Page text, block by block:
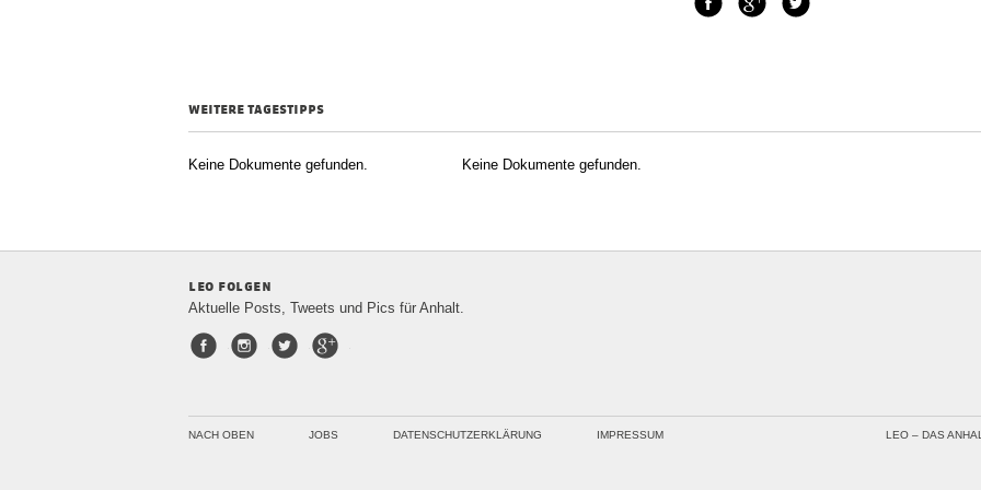
weitere tagestipps
Keine Dokumente gefunden. Keine Dokumente gefunden.
leo folgen
Aktuelle Posts, Tweets und Pics für Anhalt.
FacebookInstagram
Twitter
NACH OBEN JOBS DATENSCHUTZERKLÄRUNG IMPRESSUM LEO – DAS